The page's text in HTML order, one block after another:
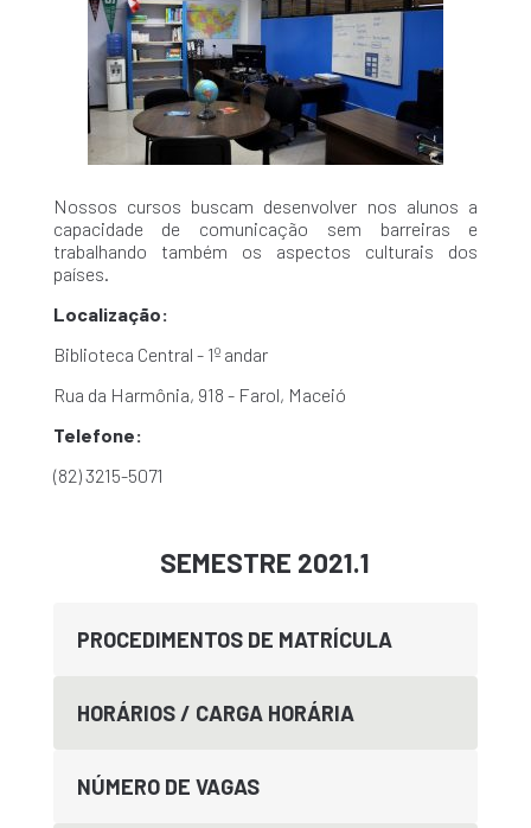
Nossos cursos buscam desenvolver nos alunos a
capacidade de comunicação sem barreiras e
trabalhando também os aspectos culturais dos
países.
Localização:
Biblioteca Central - 1º andar
Rua da Harmônia, 918 - Farol, Maceió
Telefone:
(82) 3215-5071
SEMESTRE 2021.1
PROCEDIMENTOS DE MATRÍCULA
HORÁRIOS / CARGA HORÁRIA
NÚMERO DE VAGAS